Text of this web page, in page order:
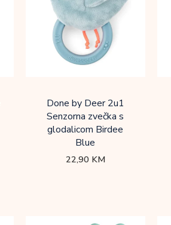
Done by Deer 2u1
Senzorna zvečka s
glodalicom Birdee
Blue
22,90 KM